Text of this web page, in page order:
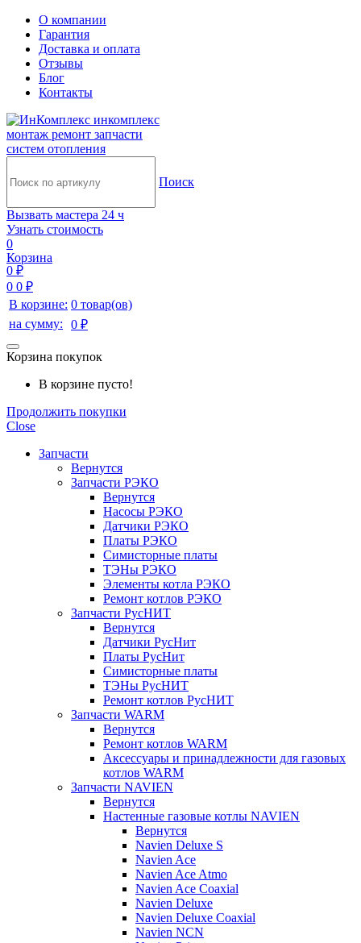
О компании
Гарантия
Доставка и оплата
Отзывы
Блог
Контакты
инкомплекс
монтаж ремонт запчасти
систем отопления
Поиск
Вызвать мастера 24 ч
Узнать стоимость
0
Корзина
0 ₽
0 0 ₽
В корзине: 0 товар(ов)
на сумму:
0 ₽
Корзина покупок
В корзине пусто!
Продолжить покупки
Close
Запчасти
Вернутся
Запчасти РЭКО
Вернутся
Насосы РЭКО
Датчики РЭКО
Платы РЭКО
Симисторные платы
ТЭНы РЭКО
Элементы котла РЭКО
Ремонт котлов РЭКО
Запчасти РусНИТ
Вернутся
Датчики РусНит
Платы РусНит
Симисторные платы
ТЭНы РусНИТ
Ремонт котлов РусНИТ
Запчасти WARM
Вернутся
Ремонт котлов WARM
Аксессуары и принадлежности для газовых
котлов WARM
Запчасти NAVIEN
Вернутся
Настенные газовые котлы NAVIEN
Вернутся
Navien Deluxe S
Navien Ace
Navien Ace Atmo
Navien Ace Coaxial
Navien Deluxe
Navien Deluxe Coaxial
Navien NCN